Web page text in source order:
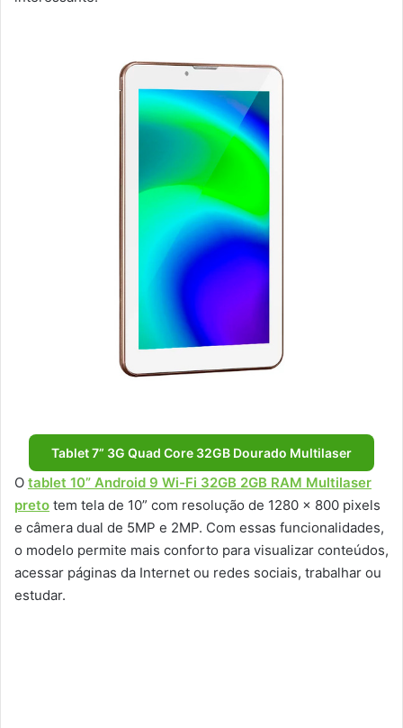
Tablet 7” 3G Quad Core 32GB Dourado Multilaser
O tablet 10” Android 9 Wi-Fi 32GB 2GB RAM Multilaser
preto tem tela de 10” com resolução de 1280 x 800 pixels
e câmera dual de 5MP e 2MP. Com essas funcionalidades,
o modelo permite mais conforto para visualizar conteúdos,
acessar páginas da Internet ou redes sociais, trabalhar ou
estudar.